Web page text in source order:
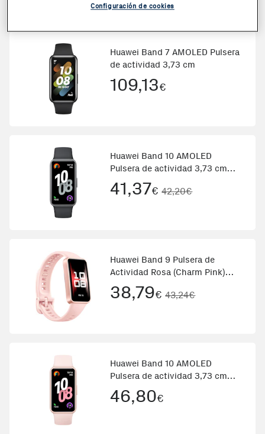
Huawei Band 7 AMOLED Pulsera
de actividad 3,73 cm
109,13€
Huawei Band 10 AMOLED
Pulsera de actividad 3,73 cm
(1.47\) Negro
41,37€ 42,20€
Huawei Band 9 Pulsera de
Actividad Rosa (Charm Pink)
Rosa
38,79€ 43,24€
Huawei Band 10 AMOLED
Pulsera de actividad 3,73 cm
(1.47\) Rosa
46,80€
Configuración de cookies